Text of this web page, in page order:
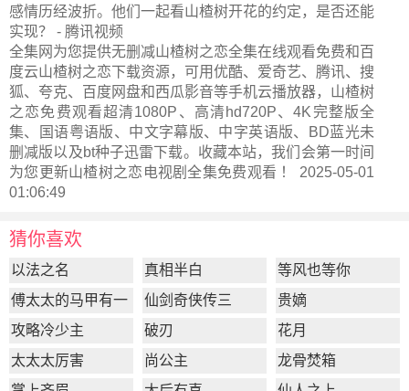
感情历经波折。他们一起看山楂树开花的约定，是否还能
实现？ - 腾讯视频
全集网为您提供无删减山楂树之恋全集在线观看免费和百
度云山楂树之恋下载资源，可用优酷、爱奇艺、腾讯、搜
狐、夸克、百度网盘和西瓜影音等手机云播放器，山楂树
之恋免费观看超清1080P、高清hd720P、4K完整版全
集、国语粤语版、中文字幕版、中字英语版、BD蓝光未
删减版以及bt种子迅雷下载。收藏本站，我们会第一时间
为您更新山楂树之恋电视剧全集免费观看 ！ 2025-05-01
01:06:49
猜你喜欢
以法之名 真相半白
等风也等你
傅太太的马甲有一
点多
仙剑奇侠传三
贵嫡
攻略冷少主
破刃
花月
太太太厉害
尚公主
龙骨焚箱